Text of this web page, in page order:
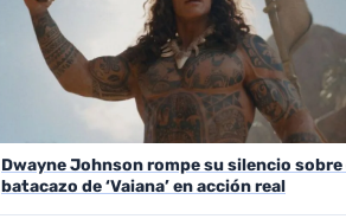
Dwayne Johnson rompe su silencio sobre
batacazo de ‘Vaiana’ en acción real